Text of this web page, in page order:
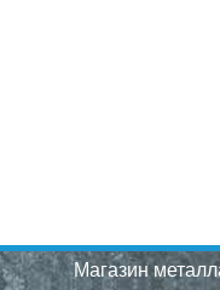
Магазин